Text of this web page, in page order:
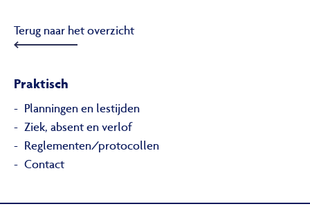
Terug naar het overzicht
Praktisch
Planningen en lestijden
Ziek, absent en verlof
Reglementen/protocollen
Contact